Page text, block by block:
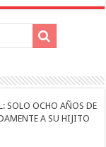
SOLO OCHO AÑOS DE
A SU HIJITO